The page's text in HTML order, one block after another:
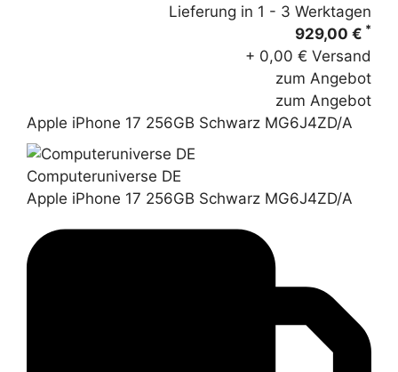
Lieferung in 1 - 3 Werktagen
929,00 € *
+ 0,00 € Versand
zum Angebot
zum Angebot
Apple iPhone 17 256GB Schwarz MG6J4ZD/A
Computeruniverse DE
Apple iPhone 17 256GB Schwarz MG6J4ZD/A